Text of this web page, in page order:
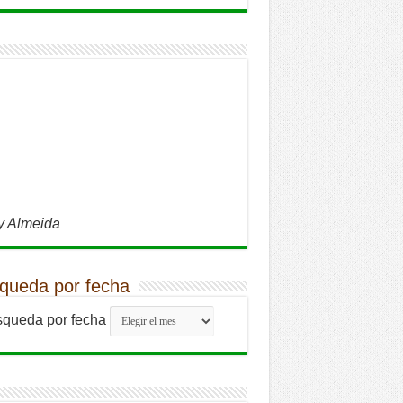
Almeida
por fecha
por fecha